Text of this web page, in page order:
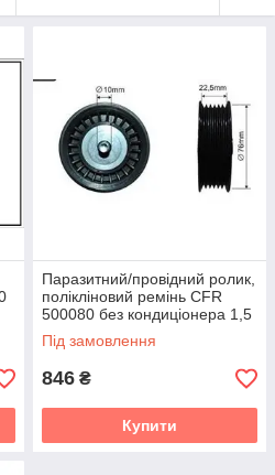
Паразитний/провідний ролик,
полікліновий ремінь CFR
500080 без кондиціонера 1,5
DCI — 1,6 16V
Під замовлення
846 ₴
Купити